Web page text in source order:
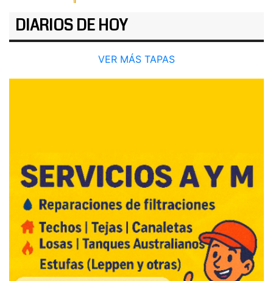
DIARIOS DE HOY
VER MÁS TAPAS